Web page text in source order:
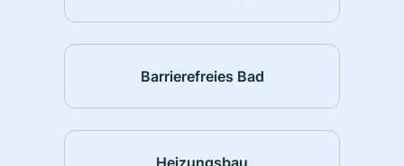
Barrierefreies Bad
Heizungsbau